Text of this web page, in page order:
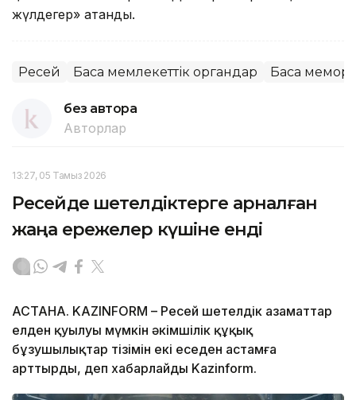
жүлдегер» атанды.
Ресей Басқа мемлекеттік органдар Басқа
без автора
Авторлар
13:27, 05 Тамыз 2026
Ресейде шетелдіктерге арналған
жаңа ережелер күшіне енді
АСТАНА. KAZINFORM – Ресей шетелдік азаматтар
елден қуылуы мүмкін әкімшілік құқық
бұзушылықтар тізімін екі еседен астамға
арттырды, деп хабарлайды Kazinform.